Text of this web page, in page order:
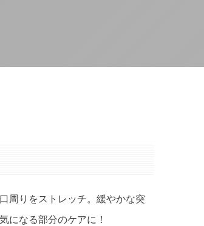
周りをストレッチ。緩やかな突
になる部分のケアに！